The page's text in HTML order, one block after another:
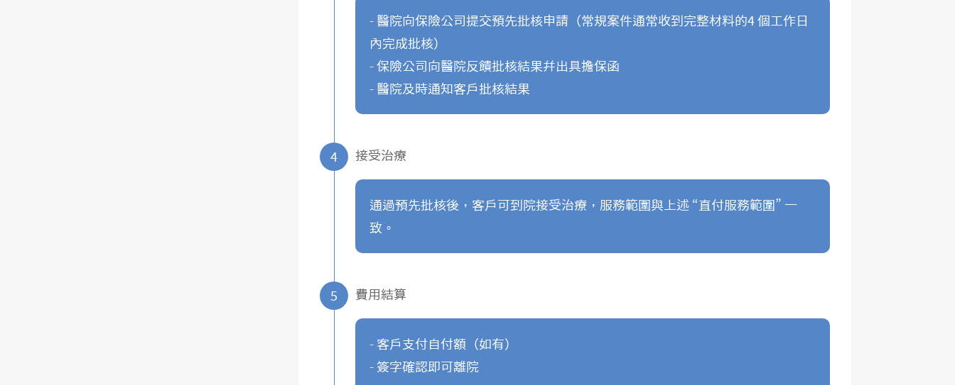
- 醫院向保險公司提交預先批核申請（常規案件通常收到完整材料的4 個工作日
內完成批核）
- 保險公司向醫院反饋批核結果幷出具擔保函
- 醫院及時通知客戶批核結果
4 接受治療
通過預先批核後，客戶可到院接受治療，服務範圍與上述 “直付服務範圍” 一
致。
5 費用結算
- 客戶支付自付額（如有）
- 簽字確認即可離院